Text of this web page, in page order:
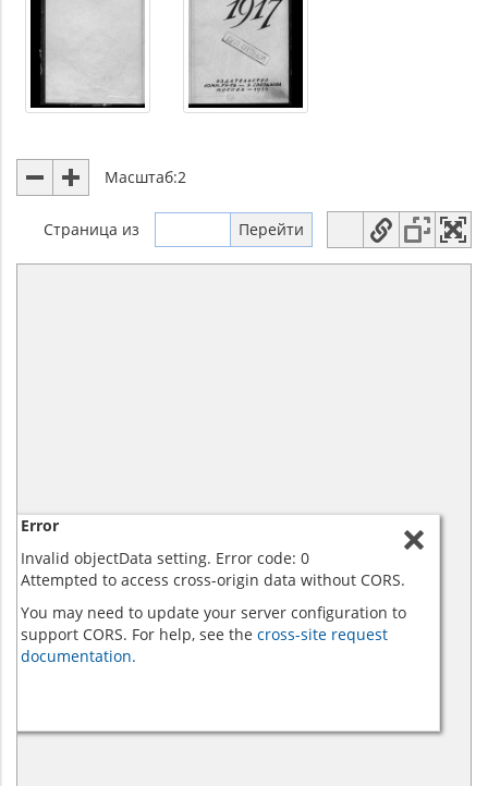
Масштаб:2
Страница из
Error
Invalid objectData setting. Error code: 0
Attempted to access cross-origin data without CORS.
You may need to update your server configuration to
support CORS. For help, see the cross-site request
documentation.